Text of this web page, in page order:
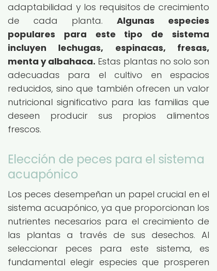
adaptabilidad y los requisitos de crecimiento
de cada planta. Algunas especies
populares para este tipo de sistema
incluyen lechugas, espinacas, fresas,
menta y albahaca. Estas plantas no solo son
adecuadas para el cultivo en espacios
reducidos, sino que también ofrecen un valor
nutricional significativo para las familias que
deseen producir sus propios alimentos
frescos.
Elección de peces para el sistema
acuapónico
Los peces desempeñan un papel crucial en el
sistema acuapónico, ya que proporcionan los
nutrientes necesarios para el crecimiento de
las plantas a través de sus desechos. Al
seleccionar peces para este sistema, es
fundamental elegir especies que prosperen